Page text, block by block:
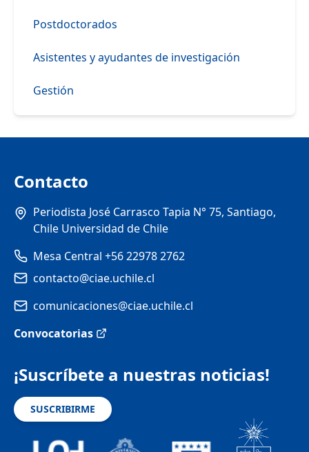
Postdoctorados
Asistentes y ayudantes de investigación
Gestión
Contacto
Periodista José Carrasco Tapia N° 75, Santiago,
Chile Universidad de Chile
Mesa Central +56 22978 2762
contacto@ciae.uchile.cl
comunicaciones@ciae.uchile.cl
Convocatorias
¡Suscríbete a nuestras noticias!
SUSCRIBIRME